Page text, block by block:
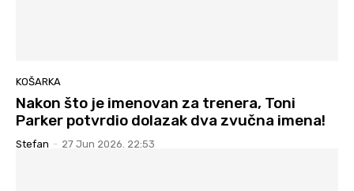
KOŠARKA
Nakon što je imenovan za trenera, Toni
Parker potvrdio dolazak dva zvučna imena!
Stefan - 27 Jun 2026. 22:53